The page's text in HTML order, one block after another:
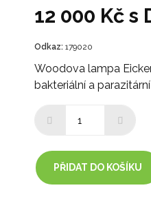
12 000 Kčs
Odkaz: 179020
Woodova lampa
bakteriální a
PŘIDAT DO KOŠÍKU